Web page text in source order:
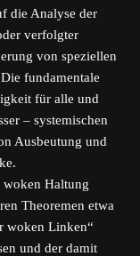
die Analyse der
verfolgter
von speziellen
fundamentale
für alle und
– systemischen
Ausbeutung und
woken Haltung
Theoremen etwa
woken Linken“
und der damit